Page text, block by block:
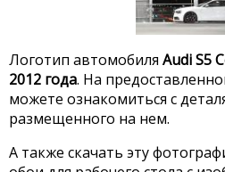
Логотип автомобиля Audi S5
2012 года. На
можете ознакомиться с
размещенного на нем.
А также скачать эту